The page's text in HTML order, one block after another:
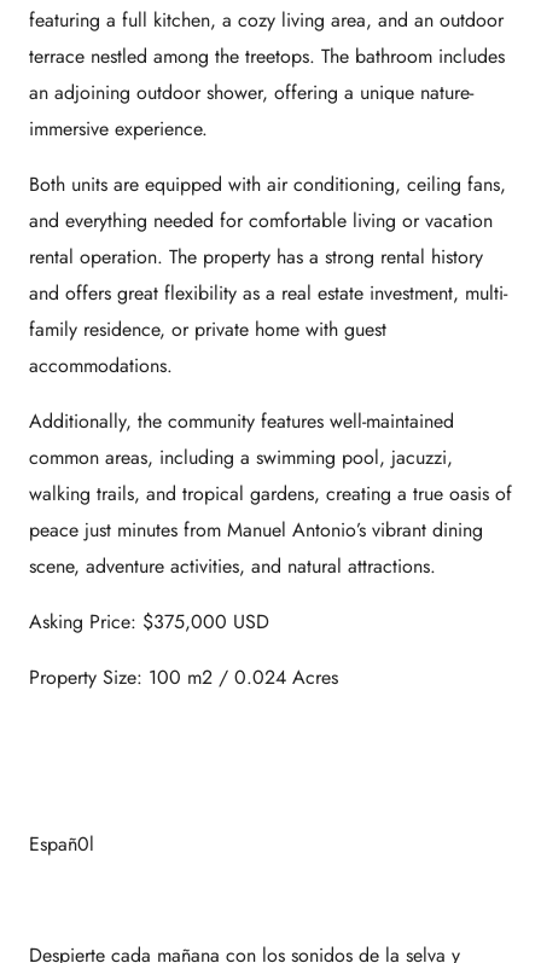
featuring a full kitchen, a cozy living area, and an outdoor
terrace nestled among the treetops. The bathroom includes
an adjoining outdoor shower, offering a unique nature-
immersive experience.
Both units are equipped with air conditioning, ceiling fans,
and everything needed for comfortable living or vacation
rental operation. The property has a strong rental history
and offers great flexibility as a real estate investment, multi-
family residence, or private home with guest
accommodations.
Additionally, the community features well-maintained
common areas, including a swimming pool, jacuzzi,
walking trails, and tropical gardens, creating a true oasis of
peace just minutes from Manuel Antonio’s vibrant dining
scene, adventure activities, and natural attractions.
Asking Price: $375,000 USD
Property Size: 100 m2 / 0.024 Acres
Españ0l
Despierte cada mañana con los sonidos de la selva y